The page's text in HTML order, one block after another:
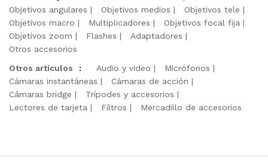
Objetivos angulares
Objetivos medios
Objetivos tele
Objetivos macro
Multiplicadores
Objetivos focal fija
Objetivos zoom
Flashes
Adaptadores
Otros accesorios
Otros artículos
: Audio y video
Micrófonos
Cámaras instantáneas
Cámaras de acción
Cámaras bridge
Trípodes y accesorios
Lectores de tarjeta
Filtros Mercadillo de accesorios